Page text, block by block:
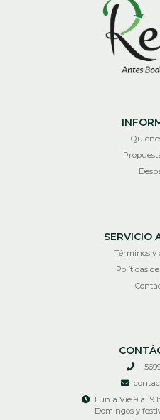
SERVICIO
Términos y
Políticas
Lun a Vie 9 a 19
Domingos y